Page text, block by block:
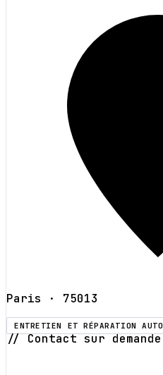
Paris · 75013
ENTRETIEN ET RÉPARATION AUTO
// Contact sur demande